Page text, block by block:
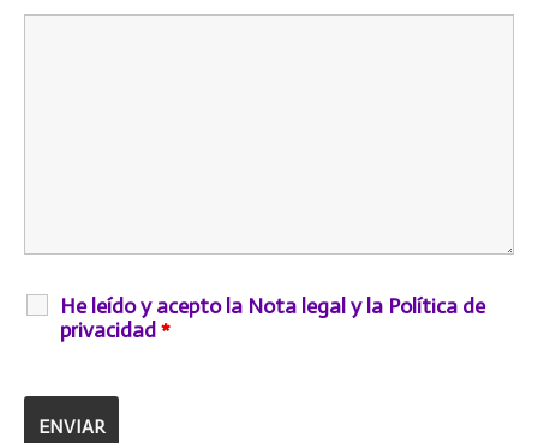
He leído y acepto la Nota legal y la Política de
privacidad *